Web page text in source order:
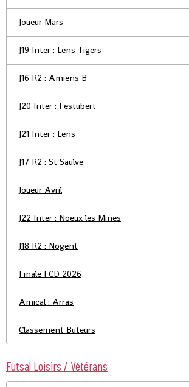
Joueur Mars
J19 Inter : Lens Tigers
J16 R2 : Amiens B
J20 Inter : Festubert
J21 Inter : Lens
J17 R2 : St Saulve
Joueur Avril
J22 Inter : Noeux les Mines
J18 R2 : Nogent
Finale FCD 2026
Amical : Arras
Classement Buteurs
Futsal Loisirs / Vétérans